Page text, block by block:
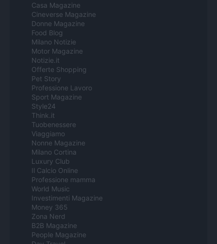
Casa Magazine
Cineverse Magazine
Donne Magazine
Food Blog
Milano Notizie
Motor Magazine
Notizie.it
Offerte Shopping
Pet Story
Professione Lavoro
Sport Magazine
Style24
Think.it
Tuobenessere
Viaggiamo
Nonne Magazine
Milano Cortina
Luxury Club
Il Calcio Online
Professione mamma
World Music
Investimenti Magazine
Money 365
Zona Nerd
B2B Magazine
People Magazine